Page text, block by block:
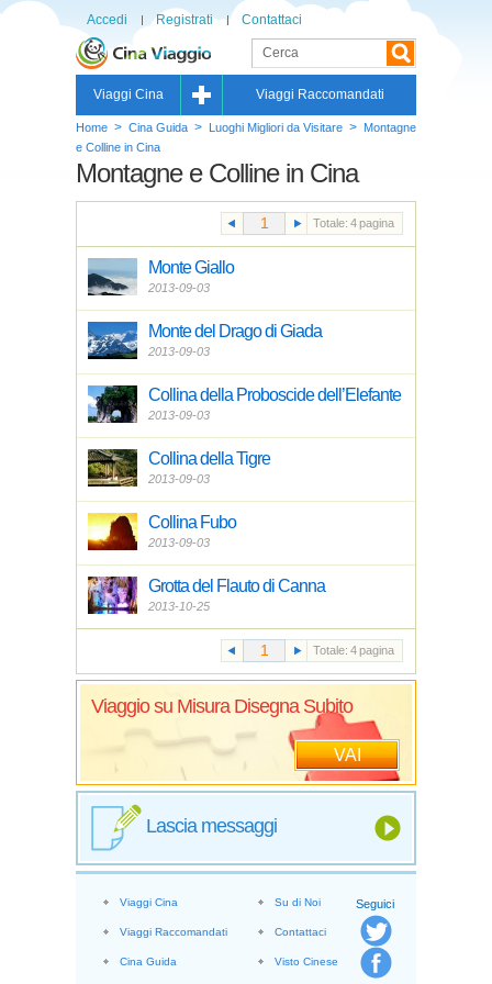
Accedi Registrati Contattaci
Viaggi Cina Viaggi Raccomandati
Home > Cina Guida > Luoghi Migliori da Visitare > Montagne
e Colline in Cina
Montagne e Colline in Cina
Totale: 4pagina
Monte Giallo
2013-09-03
Monte del Drago di Giada
2013-09-03
Collina della Proboscide dell’Elefante
2013-09-03
Collina della Tigre
2013-09-03
Collina Fubo
2013-09-03
Grotta del Flauto di Canna
2013-10-25
Totale: 4pagina
Viaggio su Misura Disegna Subito
VAI
Lascia messaggi
Seguici
Viaggi Cina
Viaggi Raccomandati
Cina Guida
Su di Noi
Contattaci
Visto Cinese